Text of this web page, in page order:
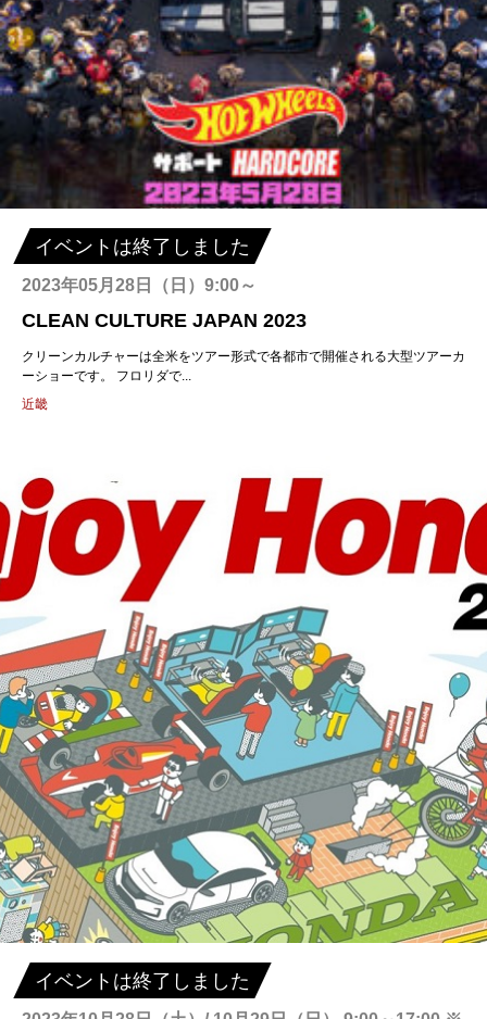
イベントは終了しました
2023年05月28日（日）9:00～
CLEAN CULTURE JAPAN 2023
クリーンカルチャーは全米をツアー形式で各都市で開催される大型ツアーカ
ーショーです。 フロリダで...
近畿
イベントは終了しました